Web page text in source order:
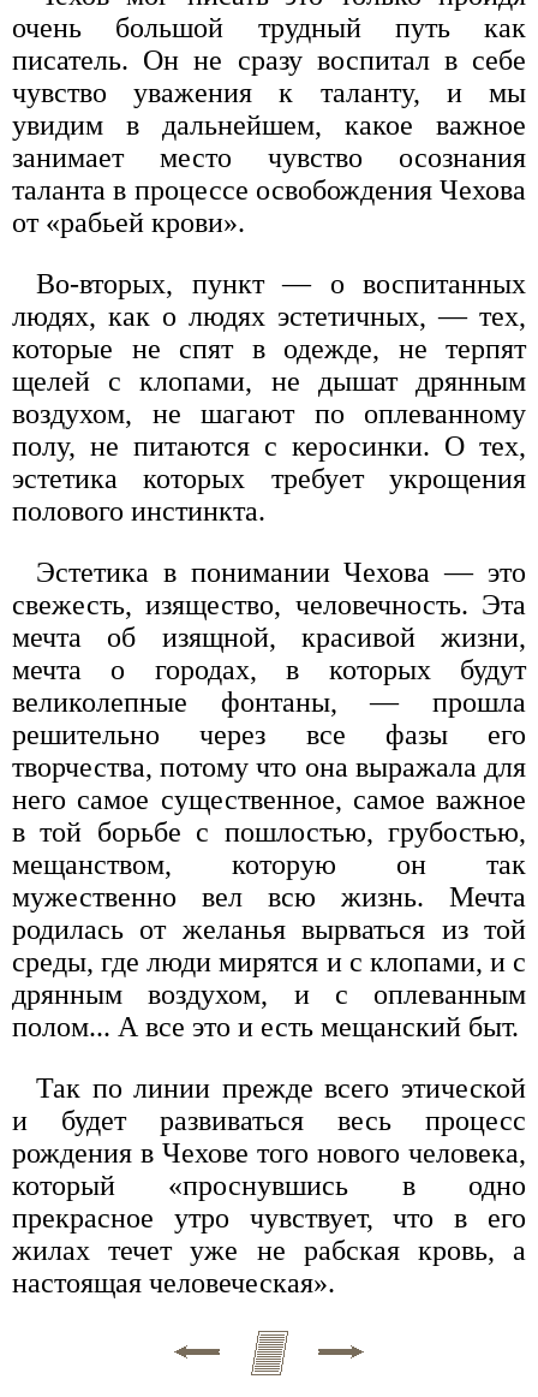
очень большой трудный путь как
писатель. Он не сразу воспитал в себе
чувство уважения к таланту, и мы
увидим в дальнейшем, какое важное
занимает место чувство осознания
таланта в процессе освобождения Чехова
от «рабьей крови».
Во-вторых, пункт — о воспитанных
людях, как о людях эстетичных, — тех,
которые не спят в одежде, не терпят
щелей с клопами, не дышат дрянным
воздухом, не шагают по оплеванному
полу, не питаются с керосинки. О тех,
эстетика которых требует укрощения
полового инстинкта.
Эстетика в понимании Чехова — это
свежесть, изящество, человечность. Эта
мечта об изящной, красивой жизни,
мечта о городах, в которых будут
великолепные фонтаны, — прошла
решительно через все фазы его
творчества, потому что она выражала для
него самое существенное, самое важное
в той борьбе с пошлостью, грубостью,
мещанством, которую он так
мужественно вел всю жизнь. Мечта
родилась от желанья вырваться из той
среды, где люди мирятся и с клопами, и с
дрянным воздухом, и с оплеванным
полом... А все это и есть мещанский быт.
Так по линии прежде всего этической
и будет развиваться весь процесс
рождения в Чехове того нового человека,
который «проснувшись в одно
прекрасное утро чувствует, что в его
жилах течет уже не рабская кровь, а
настоящая человеческая».